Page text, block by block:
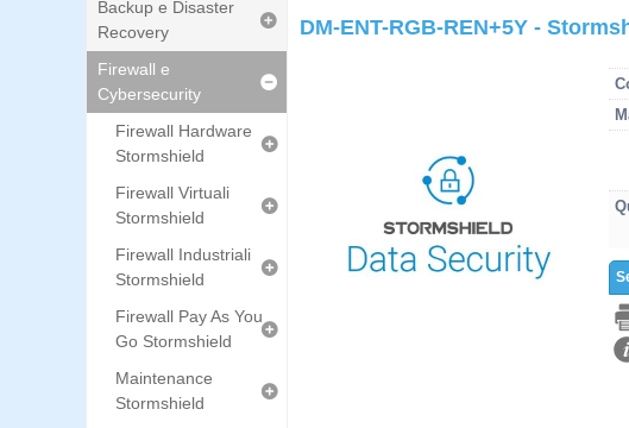
Backup e Disaster
Recovery
Firewall e
Cybersecurity
Firewall Hardware
Stormshield
Firewall Virtuali
Stormshield
Firewall Industriali
Stormshield
Firewall Pay As You
Go Stormshield
Maintenance
Stormshield
DM-ENT-RGB-REN+5Y -